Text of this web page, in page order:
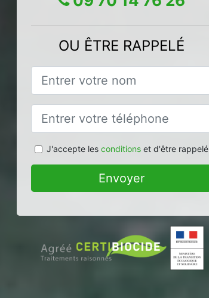
OU ÊTRE RAPPELÉ
J'accepte les conditionset d'être rappelé
Envoyer